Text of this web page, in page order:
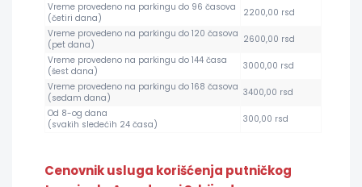
Vreme provedeno na parkingu do 96 časova
(četiri dana)
2200,00 rsd
Vreme provedeno na parkingu do 120 časova
(pet dana)
2600,00 rsd
Vreme provedeno na parkingu do 144 časa
(šest dana)
3000,00 rsd
Vreme provedeno na parkingu do 168 časova
(sedam dana)
3400,00 rsd
Od 8-og dana
(svakih sledećih 24 časa)
300,00 rsd
Cenovnik usluga korišćenja putničkog